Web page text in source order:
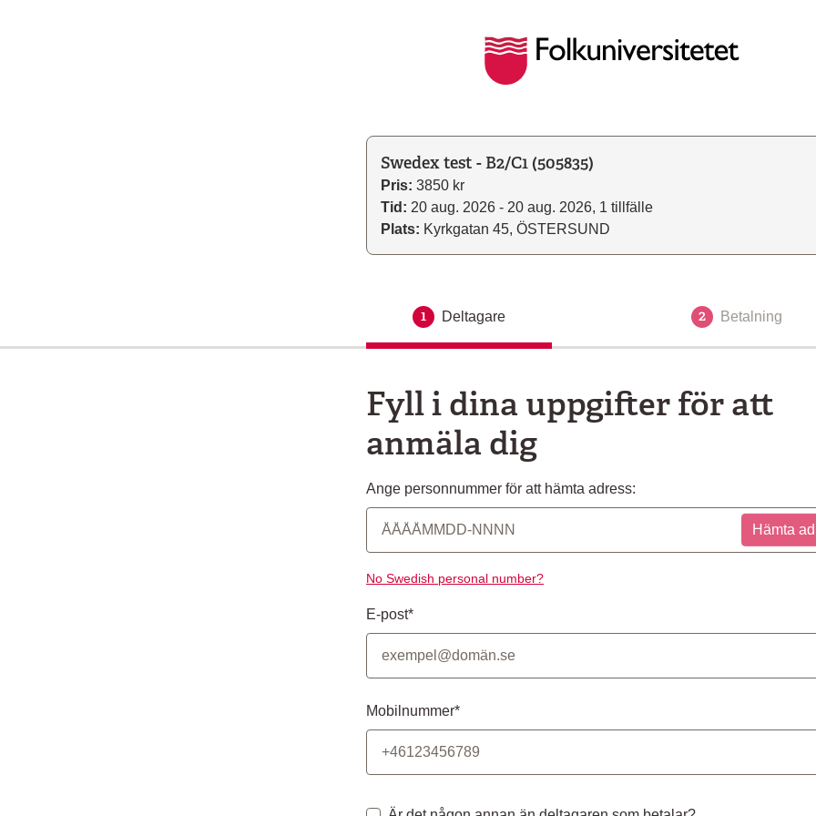
Swedex test - B2/C1 (505835)
Pris: 3850 kr
Tid: 20 aug. 2026 - 20 aug. 2026, 1 tillfälle
Plats: Kyrkgatan 45, ÖSTERSUND
1 Aktuellt steg
Deltagare 2 Betalning
Fyll i dina uppgifter för att
anmäla dig
Ange personnummer för att hämta adress:
Hämta
No Swedish personal number?
E-post*
Mobilnummer*